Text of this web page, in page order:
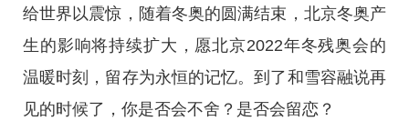
给世界以震惊，随着冬奥的圆满结束，北京冬奥产
生的影响将持续扩大，愿北京2022年冬残奥会的
温暖时刻，留存为永恒的记忆。到了和雪容融说再
见的时候了，你是否会不舍？是否会留恋？